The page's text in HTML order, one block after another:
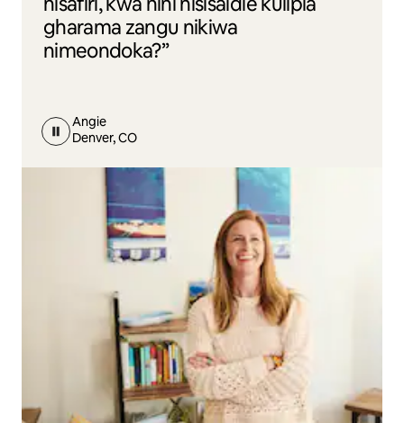
gharama zangu nikiwa
nimeondoka?”
Angie
Denver, CO